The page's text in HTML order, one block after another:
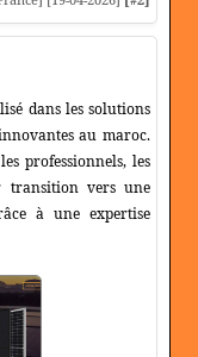
dans les solutions
au maroc.
professionnels, les
transition vers une
à une expertise